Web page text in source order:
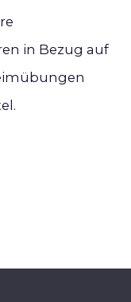
in Bezug auf